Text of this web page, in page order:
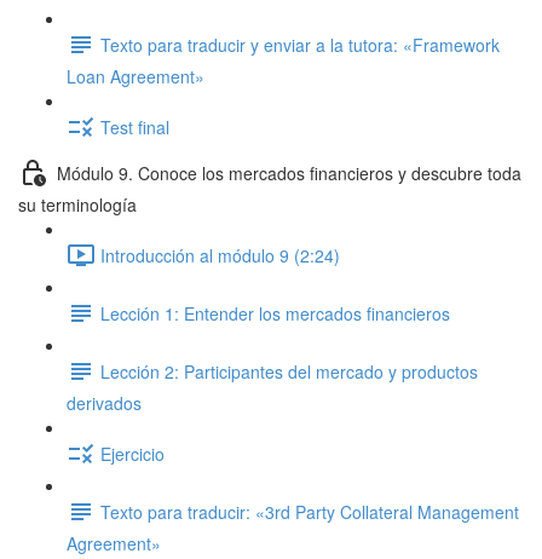
Texto para traducir y enviar a la tutora: «Framework
Loan Agreement»
Test final
Módulo 9. Conoce los mercados financieros y descubre toda
su terminología
Introducción al módulo 9 (2:24)
Lección 1: Entender los mercados financieros
Lección 2: Participantes del mercado y productos
derivados
Ejercicio
Texto para traducir: «3rd Party Collateral Management
Agreement»